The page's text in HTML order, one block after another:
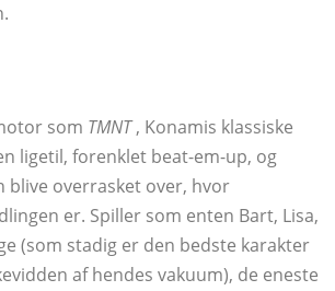
som TMNT, Konamis klassiske
ligetil, forenklet beat-em-up, og
blive overrasket over, hvor
er. Spiller som enten Bart, Lisa,
(som stadig er den bedste karakter
af ​​hendes vakuum), de eneste